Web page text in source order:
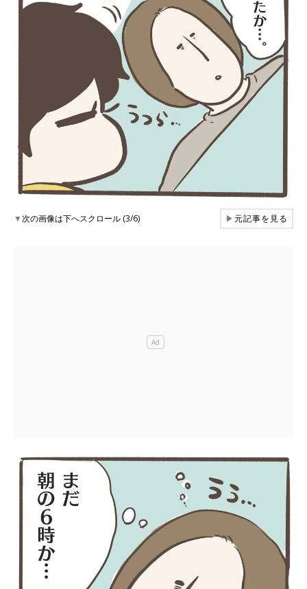
▼次の画像は下へスクロール (3/6) ▶元記事を見る